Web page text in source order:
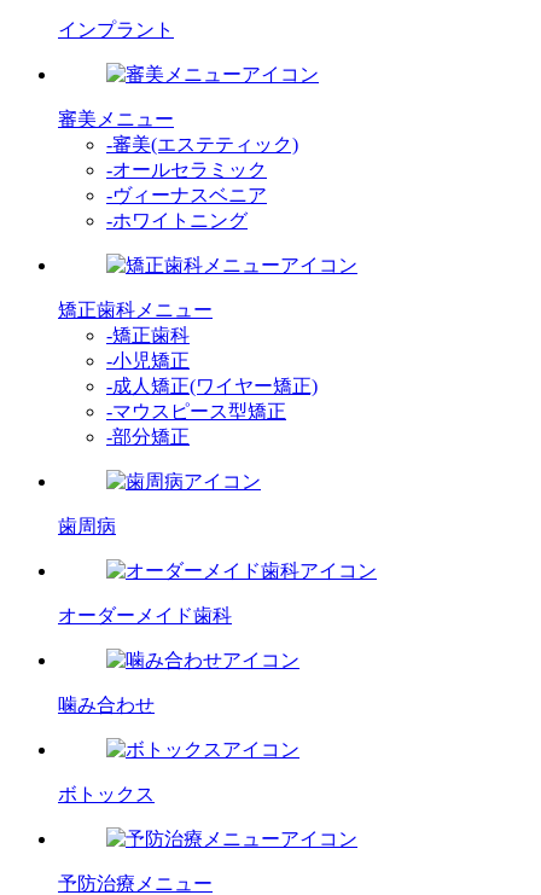
インプラント
審美メニュー
-審美(エステティック)
-オールセラミック
-ヴィーナスベニア
-ホワイトニング
矯正歯科メニュー
-矯正歯科
-小児矯正
-成人矯正(ワイヤー矯正)
-マウスピース型矯正
-部分矯正
歯周病
オーダーメイド歯科
噛み合わせ
ボトックス
予防治療メニュー